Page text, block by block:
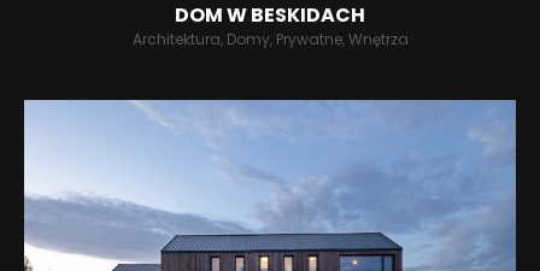
DOM W BESKIDACH
Architektura, Domy, Prywatne, Wnętrza